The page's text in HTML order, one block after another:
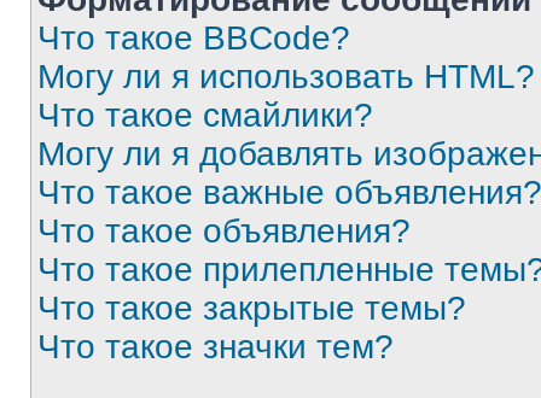
Что такое BBCode?
Могу ли я использовать HTML?
Что такое смайлики?
Могу ли я добавлять
Что такое важные объявления?
Что такое объявления?
Что такое прилепленные
Что такое закрытые темы?
Что такое значки тем?